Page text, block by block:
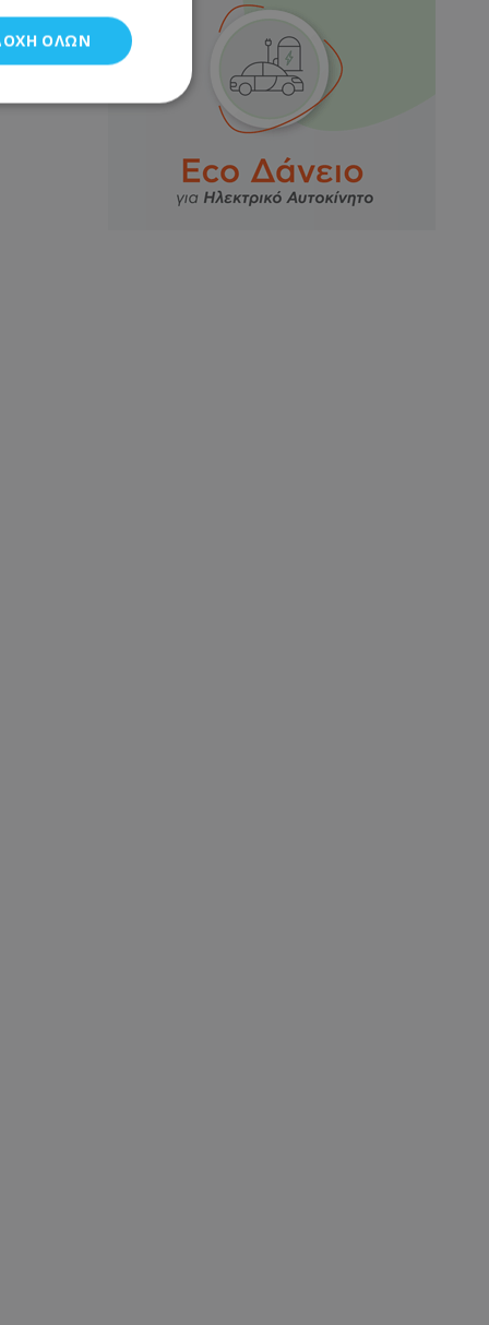
ΌΛΩΝ
cookies.
του χρήστη
από το
με τον τρόπο
χρήστης
που μπορεί να
και τις
για την
με διάφορες
τιμώνται σε
προκειμένου να
σχετικά με
σχετικά με
από το
με τον τρόπο
και
ότι οι
είναι
της
με
θυμάται τις
cookie
Script.com